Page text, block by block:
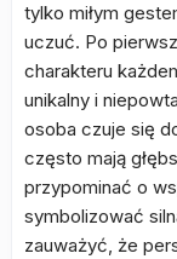
tylko miłym
uczuć. Po
charakteru
unikalny i
osoba czuje się
często mają
przypominać o
symbolizować
zauważyć, że